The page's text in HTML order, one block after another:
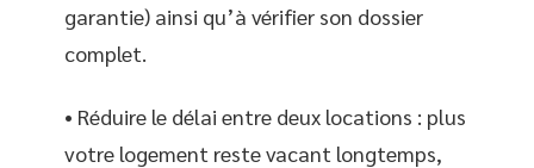
garantie) ainsi qu’à vérifier son dossier
complet.
• Réduire le délai entre deux locations : plus
votre logement reste vacant longtemps,